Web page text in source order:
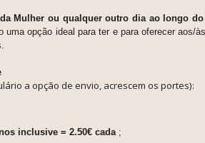
Mulher ou qualquer outro dia ao longo
uma opção ideal para ter e para oferecer aos/
a opção de envio, acrescem os portes):
inclusive = 2.50€ cada ;